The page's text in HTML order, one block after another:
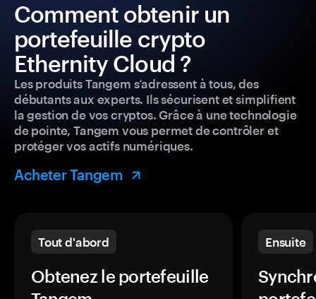
Comment obtenir un
portefeuille crypto
Ethernity Cloud ?
Les produits Tangem s’adressent à tous, des
débutants aux experts. Ils sécurisent et simplifient
la gestion de vos cryptos. Grâce à une technologie
de pointe, Tangem vous permet de contrôler et
protéger vos actifs numériques.
Acheter Tangem
Tout d'abord
Obtenez le portefeuille
Ensuite